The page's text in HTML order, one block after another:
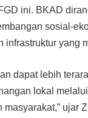
ini. BKAD
sosial-
infrastruktur yang
dapat lebih
lokal
ujar